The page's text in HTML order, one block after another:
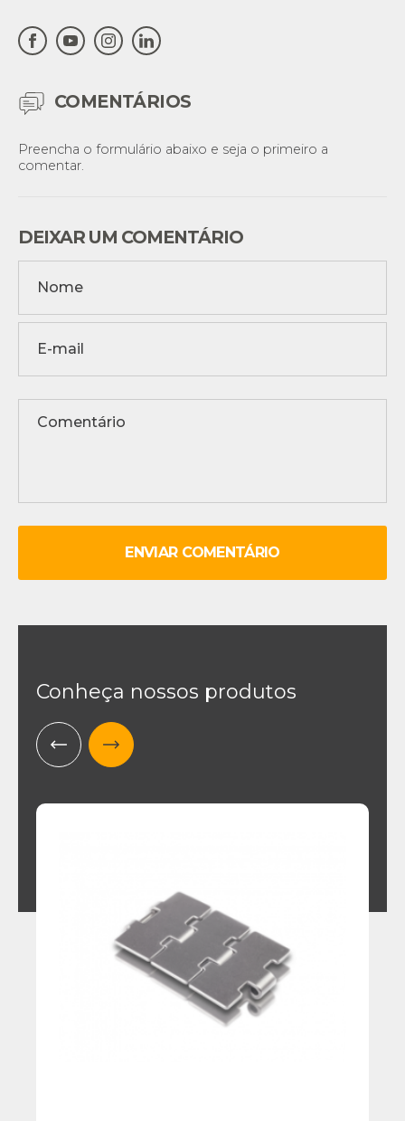
COMENTÁRIOS
Preencha o formulário abaixo e seja o primeiro a
comentar.
DEIXAR UM COMENTÁRIO
ENVIAR COMENTÁRIO
Conheça nossos produtos